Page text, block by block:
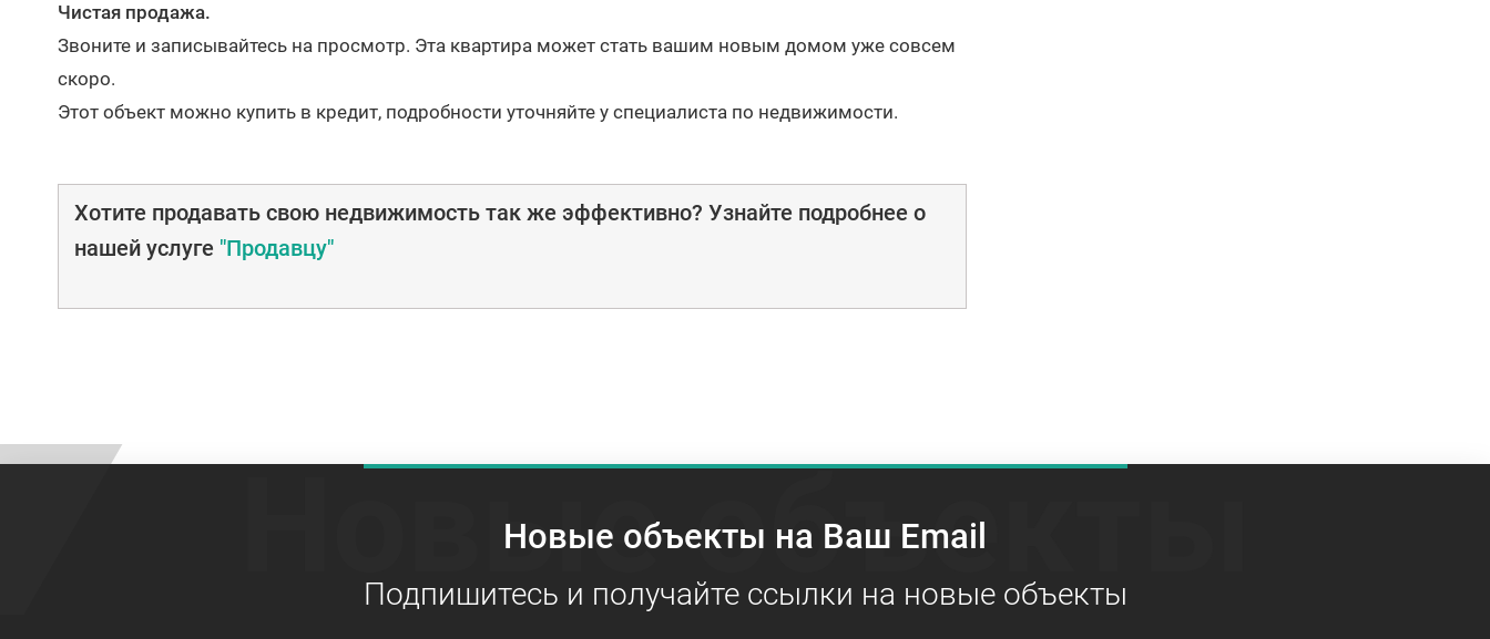
Чистая продажа.
Звоните и записывайтесь на просмотр. Эта квартира может стать вашим новым домом уже совсем
скоро.
Этот объект можно купить в кредит, подробности уточняйте у специалиста по недвижимости.
Хотите продавать свою недвижимость так же эффективно? Узнайте подробнее о
нашей услуге "Продавцу"
Новые объекты на Ваш Email
Новые объекты
Подпишитесь и получайте ссылки на новые объекты